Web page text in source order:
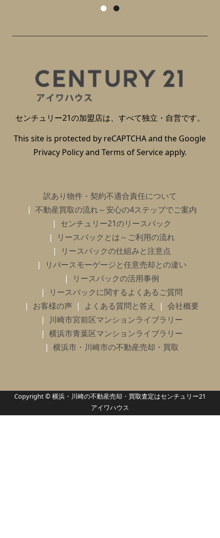
センチュリー21の加盟店は、すべて独立・自営です。
This site is protected by reCAPTCHA and the Google
Privacy Policyand Terms of Serviceapply.
訳あり物件・契約不適合責任について
不動産買取の流れ～安心の4ステップでご案内
センチュリー21のリースバック
リースバックとは～ご利用の流れ
リースバックの仕組みと注意点
リバースモーゲージと任意売却との違い
リースバックの活用事例
リースバックに関するよくあるご質問
お客様の声
よくある質問と答え
会社概要
川崎市宮前区マンションライブラリー
横浜市青葉区マンションライブラリー
横浜市・川崎市の不動産売却・買取
Copyright © 横浜・川崎の不動産売却・買取査定はセンチュリー21
アイワハウス